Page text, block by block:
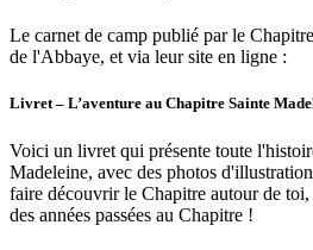
Le carnet de camp publié par le
de l'Abbaye, et via leur site en ligne :
Livret – L’aventure au Chapitre Sainte
Voici un livret qui présente toute
Madeleine, avec des photos
faire découvrir le Chapitre autour de
des années passées au Chapitre !